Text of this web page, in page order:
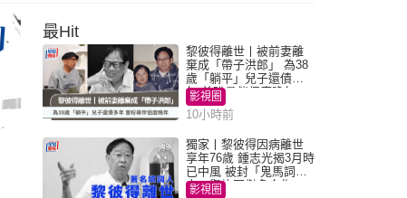
最Hit
黎彼得離世丨被前妻離
棄成「帶子洪郎」 為38
歲「躺平」兒子還債多
年 曾盼尋伴侶度晚年
影視圈
10小時前
獨家丨黎彼得因病離世
享年76歲 鍾志光揭3月時
已中風 被封「鬼馬詞
人」與許冠傑多合作
影視圈